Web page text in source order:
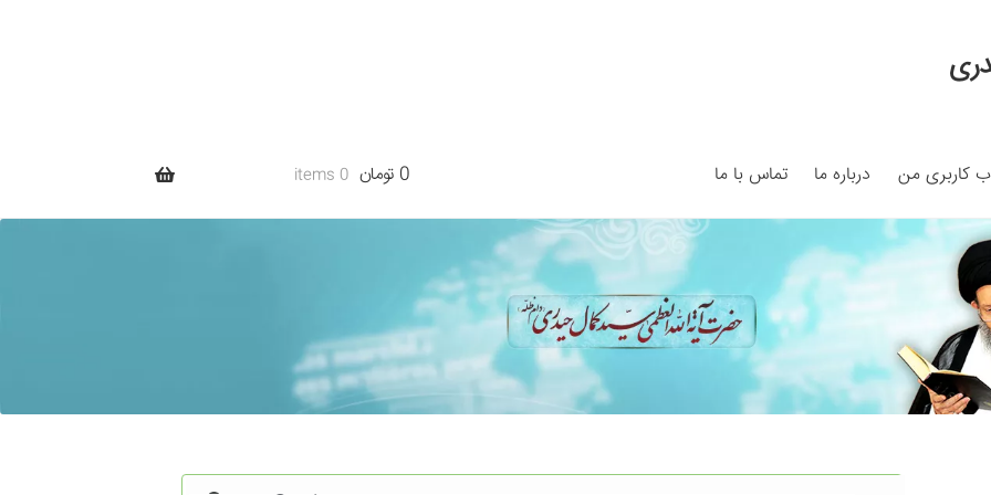
کاربری من درباره ما تماس با ما
My
Search Results
Shop برگه نمونه بلاگ پرداخت
سبد خرید قوانین و مقررات
0 تومان 0 items